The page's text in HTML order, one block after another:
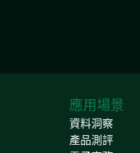
應用場景
資料洞察
產品測評